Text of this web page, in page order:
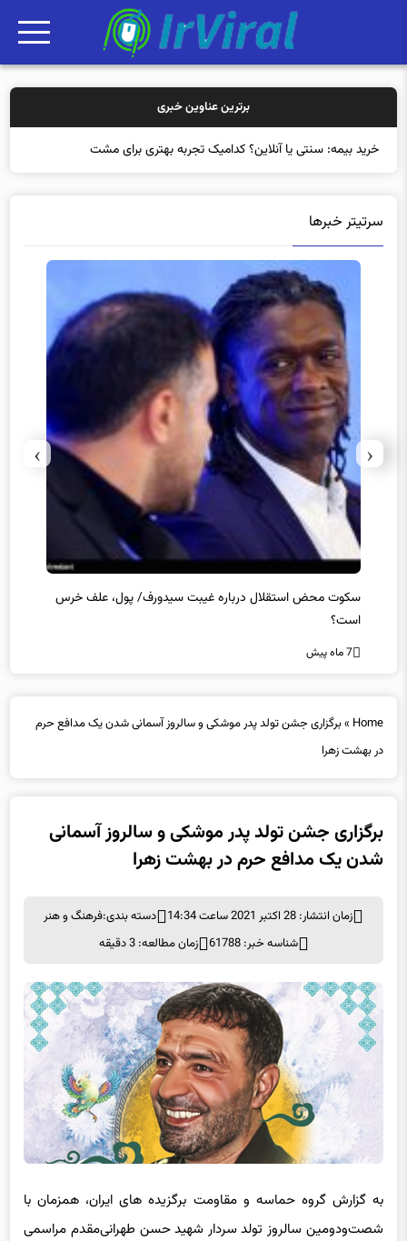
برترین عناوین خبری
خرید بیمه: سنتی یا آنلاین؟ کدامیک تجربه بهتری برای مشتریان ایجاد می‌
سرتیتر خبرها
سکوت محض استقلال درباره غیبت سیدورف/ پول، علف خرس
است؟
7 ماه پیش
‹
›
Home
»برگزاری جشن تولد پدر موشکی و سالروز آسمانی شدن یک مدافع حرم
در بهشت زهرا
برگزاری جشن تولد پدر موشکی و سالروز آسمانی
شدن یک مدافع حرم در بهشت زهرا
زمان انتشار: 28 اکتبر 2021 ساعت 14:34 دسته بندی:فرهنگ و هنر
شناسه خبر: 61788
زمان مطالعه: 3 دقیقه
به گزارش گروه حماسه و مقاومت برگزیده های ایران، همزمان با
شصت‌ودومین سالروز تولد سردار شهید حسن طهرانی‌مقدم مراسمی